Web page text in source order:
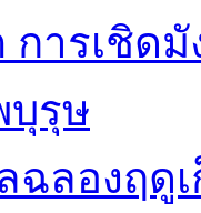
การเชิดมั
บุรุษ
ฉลองฤดู